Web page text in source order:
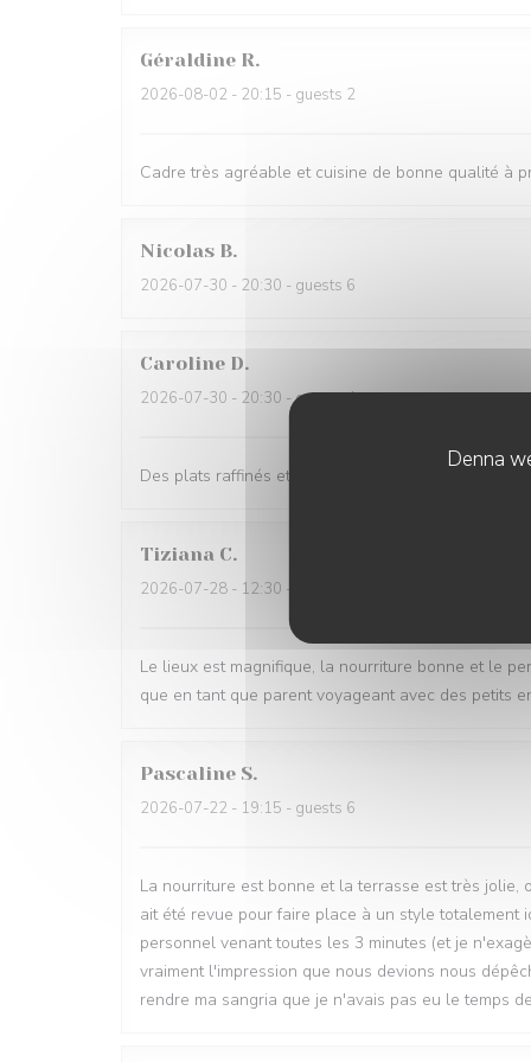
Denna
Géraldine R
2026-08-02 - 20:15 - guests 2
Cadre très agréable et cuisine de bonne qualité à
Nicolas B
2026-07-30 - 20:30 - guests 6
Caroline D
2026-07-30 - 20:30 - guests 4
Des plats raffinés et fins tant dans l assiette que
Tiziana C
2026-07-28 - 12:30 - guests 8
Le lieux est magnifique, la nourriture bonne et le
que en tant que parent voyageant avec des petits
Pascaline S
2026-07-22 - 19:15 - guests 6
La nourriture est bonne et la terrasse est très
ait été revue pour faire place à un style totalement
personnel venant toutes les 3 minutes (et je
vraiment l'impression que nous devions nous
rendre ma sangria que je n'avais pas eu le temps